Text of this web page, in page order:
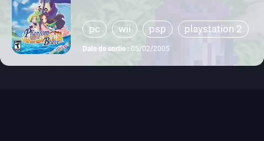
pc wii psp playstation 2
Date de sortie : 05/02/2005